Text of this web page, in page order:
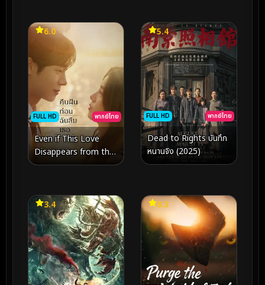
FULL HD พากย์ไทย
6.0
Even if This Love
Disappears from the
World Tonight คืนฝัน
FULL HD พากย์ไทย
5.4
Dead to Rights บันทึก
หนานจิง (2025)
3.4 8.3